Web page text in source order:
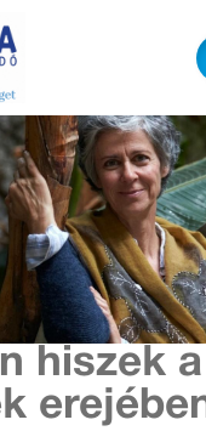
hiszek a